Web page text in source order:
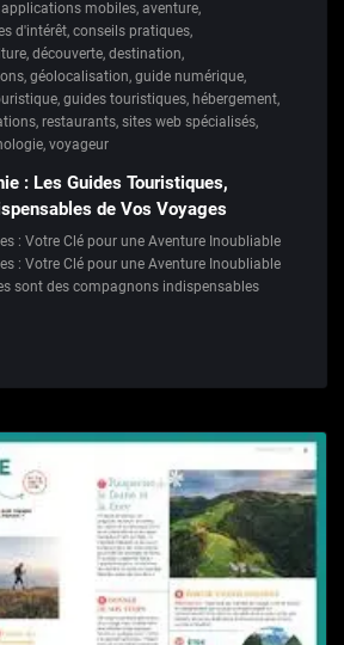
applications mobiles, aventure,
d'intérêt, conseils pratiques,
, découverte, destination,
, géolocalisation, guide numérique,
, guides touristiques, hébergement,
, restaurants, sites web spécialisés,
, voyageur
: Les Guides Touristiques,
de Vos Voyages
: Votre Clé pour une Aventure Inoubliable
: Votre Clé pour une Aventure Inoubliable
sont des compagnons indispensables